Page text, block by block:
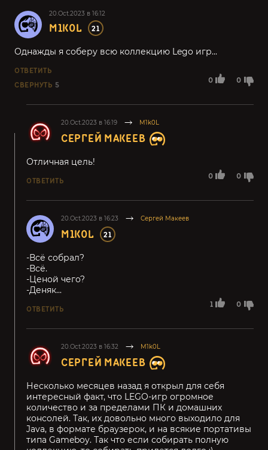
20.Oct.2023 в 16:12
M1K0L 21
0 0
Однажды я соберу всю коллекцию Lego игр...
ОТВЕТИТЬ
СВЕРНУТЬ 5
20.Oct.2023 в 16:19 M1k0L
СЕРГЕЙ МАКЕЕВ
0 0
Отличная цель!
ОТВЕТИТЬ
20.Oct.2023 в 16:23 Сергей Макеев
M1K0L 21
1 0
-Всё собрал?
-Всё.
-Ценой чего?
-Деняк...
ОТВЕТИТЬ
20.Oct.2023 в 16:32 M1k0L
СЕРГЕЙ МАКЕЕВ
Несколько месяцев назад я открыл для себя
интересный факт, что LEGO-игр огромное
количество и за пределами ПК и домашних
консолей. Так, их довольно много выходило для
Java, в формате браузерок, и на всякие портативы
типа Gameboy. Так что если собирать полную